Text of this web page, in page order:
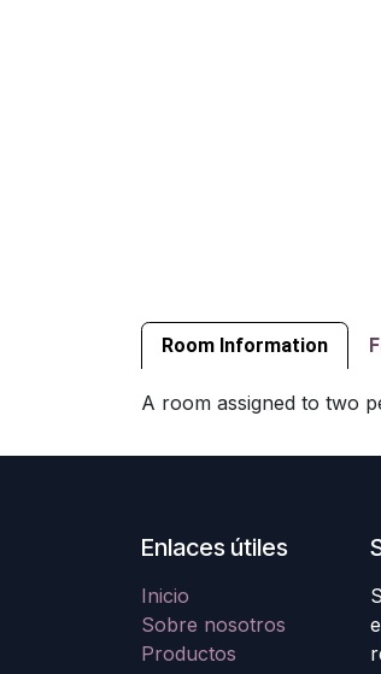
Room Information
A room assigned to two
Enlaces útiles
Inicio
Sobre nosotros
Productos